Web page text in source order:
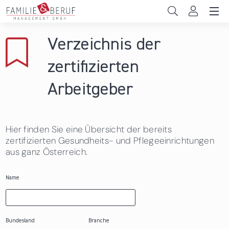
Direkt zum Inhalt
Gemeinden
Das sind wir
News & Events
Verzeichnis der
zertifizierten
Arbeitgeber
Hier finden Sie eine Übersicht der bereits
zertifizierten Gesundheits- und Pflegeeinrichtungen
aus ganz Österreich.
Name
Bundesland Branche